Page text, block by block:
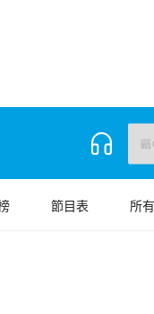
節目表 所